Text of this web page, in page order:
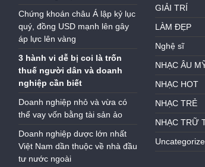
Chứng khoán châu Á lập kỷ lục
quý, đồng USD mạnh lên gây
áp lực lên vàng
3 hành vi dễ bị coi là trốn
thuế người dân và doanh
nghiệp cần biết
Doanh nghiệp nhỏ và vừa có
thể vay vốn bằng tài sản ảo
Doanh nghiệp dược lớn nhất
Việt Nam dần thuộc về nhà đầu
tư nước ngoài
GIẢI TRÍ
LÀM ĐẸP
Nghệ sĩ
NHẠC ÂU
NHẠC HOT
NHẠC TRẺ
NHẠC TRỮ